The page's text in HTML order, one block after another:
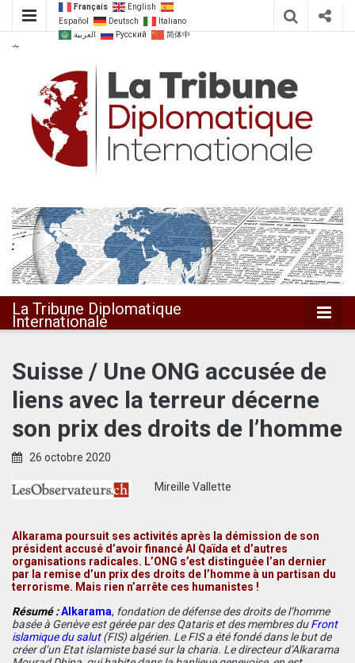
Français
English
Español
Deutsch
Italiano
العربية
Русский
简体中
文
La Tribune
Diplomatique
Internationale
La Tribune Diplomatique
Internationale
Suisse / Une ONG accusée de
liens avec la terreur décerne
son prix des droits de l’homme
26 octobre 2020
Mireille Vallette
Alkarama poursuit ses activités après la démission de son
président accusé d’avoir financé Al Qaïda et d’autres
organisations radicales. L’ONG s’est distinguée l’an dernier
par la remise d’un prix des droits de l’homme à un partisan du
terrorisme. Mais rien n’arrête ces humanistes !
Résumé :Alkarama, fondation de défense des droits de l’homme
basée à Genève est gérée par des Qataris et des membres duFront
islamique du salut (FIS) algérien. Le FIS a été fondé dans le but de
créer d’un Etat islamiste basé sur la charia. Le directeur d’Alkarama